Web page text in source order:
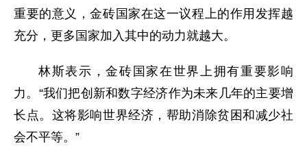
重要的意义，金砖国家在这一议程上的作用发挥越
充分，更多国家加入其中的动力就越大。
林斯表示，金砖国家在世界上拥有重要影响
力。“我们把创新和数字经济作为未来几年的主要增
长点。这将影响世界经济，帮助消除贫困和减少社
会不平等。”